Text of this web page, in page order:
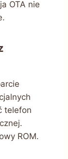
OTA nie
telefon
ROM.